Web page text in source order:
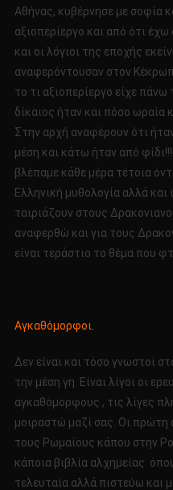
Αθήνας, κυβέρνησε με σοφία
αξιοπερίεργο και από ότι
και οι λόγιοι της εποχής
αναφερόντουσαν στον
το τι αξιοπερίεργο είχε
δίκαιος ήταν και πόσο ωραία
Στην αρχή αναφέρουν ότι
μέση και κάτω ήταν από
βλέπαμε κάθε μέρα τέτοια
Ελληνική μυθολογία αλλά
ταιριάζουν στους
αναφερθώ και για τους
είναι τεράστιο το θέμα που
Αγκαθόμορφοι.
Δεν είναι και τόσο γνωστοί
την μέση γη. Είναι λίγοι οι
αγκαθόμορφους , τις λίγες
μοιραστώ μαζί σας. Οι πρώτη
τους Ρωμαίους κάπου στην
κάποια βιβλία αλχημείας
τελευταία αλλά πιστεύω και